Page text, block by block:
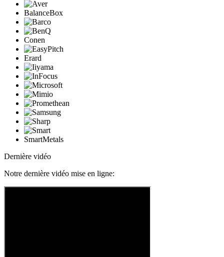
BalanceBox
Conen
Erard
SmartMetals
Dernière vidéo
Notre dernière vidéo mise en ligne: